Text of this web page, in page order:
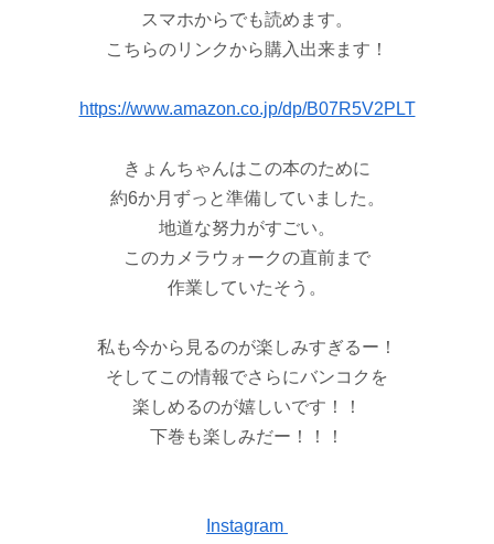
スマホからでも読めます。
こちらのリンクから購入出来ます！
https://www.amazon.co.jp/dp/B07R5V2PLT
きょんちゃんはこの本のために
約6か月ずっと準備していました。
地道な努力がすごい。
このカメラウォークの直前まで
作業していたそう。
私も今から見るのが楽しみすぎるー！
そしてこの情報でさらにバンコクを
楽しめるのが嬉しいです！！
下巻も楽しみだー！！！
Instagram